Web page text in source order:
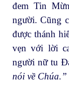
đem Tin
người. Cũng
được thánh
vẹn với lời
người nữ tu
nói về Chúa.”